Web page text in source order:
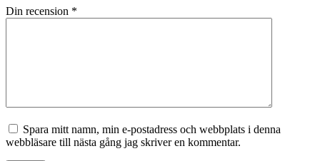
Din recension *
Spara mitt namn, min e-postadress och webbplats i denna
webbläsare till nästa gång jag skriver en kommentar.